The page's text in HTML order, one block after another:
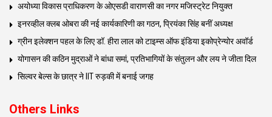
अयोध्या विकास प्राधिकरण के ओएसडी वाराणसी का नगर मजिस्ट्रेट नियुक्त
इनरव्हील क्लब ओबरा की नई कार्यकारिणी का गठन, प्रियंका सिंह बनीं अध्यक्ष
ग्रीन इलेक्शन पहल के लिए डॉ. हीरा लाल को टाइम्स ऑफ इंडिया इकोप्रेन्योर अवॉर्ड
योगासन की कठिन मुद्राओं ने बांधा समां, प्रतिभागियों के संतुलन और लय ने जीता दिल
सिल्वर बेल्स के छात्र ने IIT रुड़की में बनाई जगह
Others Links